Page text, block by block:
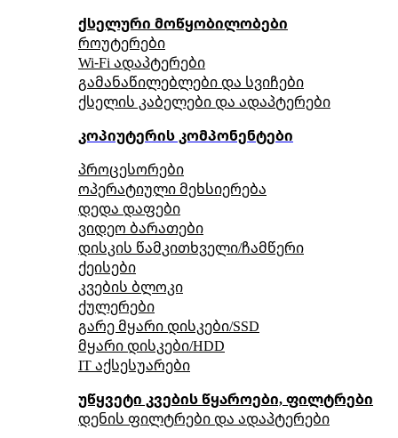
ქსელური მოწყობილობები
როუტერები
Wi-Fi ადაპტერები
გამანაწილებლები და სვიჩები
ქსელის კაბელები და ადაპტერები
კოპიუტერის კომპონენტები
პროცესორები
ოპერატიული მეხსიერება
დედა დაფები
ვიდეო ბარათები
დისკის წამკითხველი/ჩამწერი
ქეისები
კვების ბლოკი
ქულერები
გარე მყარი დისკები/SSD
მყარი დისკები/HDD
IT აქსესუარები
უწყვეტი კვების წყაროები, ფილტრები
დენის ფილტრები და ადაპტერები